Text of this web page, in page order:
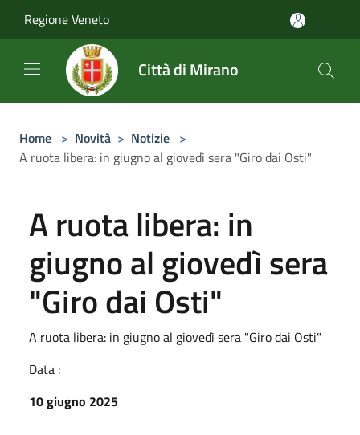
Regione Veneto
Città di Mirano
Home > Novità > Notizie >
A ruota libera: in giugno al giovedì sera "Giro dai Osti"
A ruota libera: in
giugno al giovedì sera
"Giro dai Osti"
A ruota libera: in giugno al giovedì sera "Giro dai Osti"
Data :
10 giugno 2025